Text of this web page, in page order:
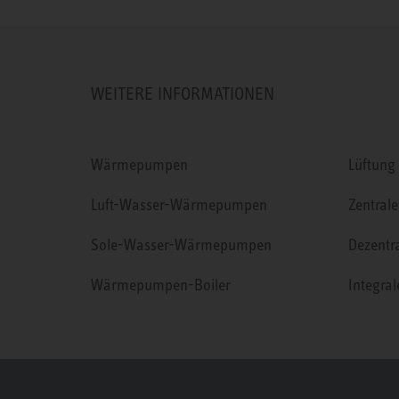
WEITERE INFORMATIONEN
Wärmepumpen
Luft-Wasser-Wärmepumpen
Sole-Wasser-Wärmepumpen
Wärmepumpen-Boiler
Lüftung